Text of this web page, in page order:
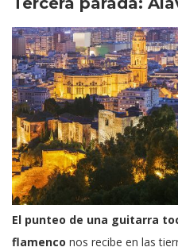
El punteo de una guitarra
flamenco nos recibe en las